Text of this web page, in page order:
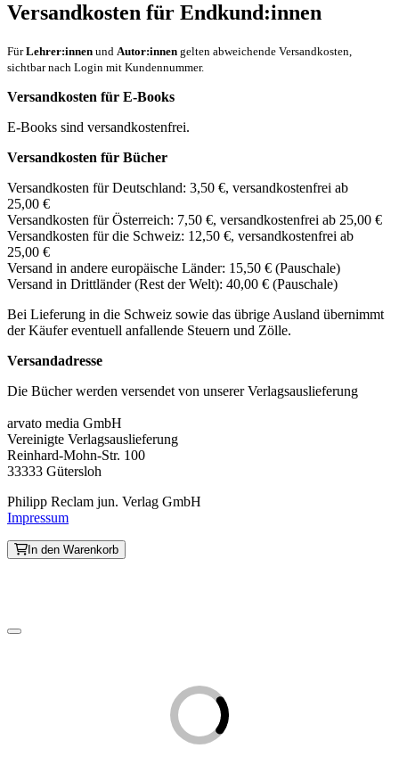
Versandkosten für Endkund:innen
FürLehrer:innen und Autor:innen gelten abweichende Versandkosten,
sichtbar nach Login mit Kundennummer.
Versandkosten für E-Books
E-Books sind versandkostenfrei.
Versandkosten für Bücher
Versandkosten für Deutschland: 3,50 €, versandkostenfrei ab
25,00 €
Versandkosten für Österreich: 7,50 €, versandkostenfrei ab 25,00 €
Versandkosten für die Schweiz: 12,50 €, versandkostenfrei ab
25,00 €
Versand in andere europäische Länder: 15,50 € (Pauschale)
Versand in Drittländer (Rest der Welt): 40,00 € (Pauschale)
Bei Lieferung in die Schweiz sowie das übrige Ausland übernimmt
der Käufer eventuell anfallende Steuern und Zölle.
Versandadresse
Die Bücher werden versendet von unserer Verlagsauslieferung
arvato media GmbH
Vereinigte Verlagsauslieferung
Reinhard-Mohn-Str. 100
33333 Gütersloh
Philipp Reclam jun. Verlag GmbH
Impressum
In den Warenkorb